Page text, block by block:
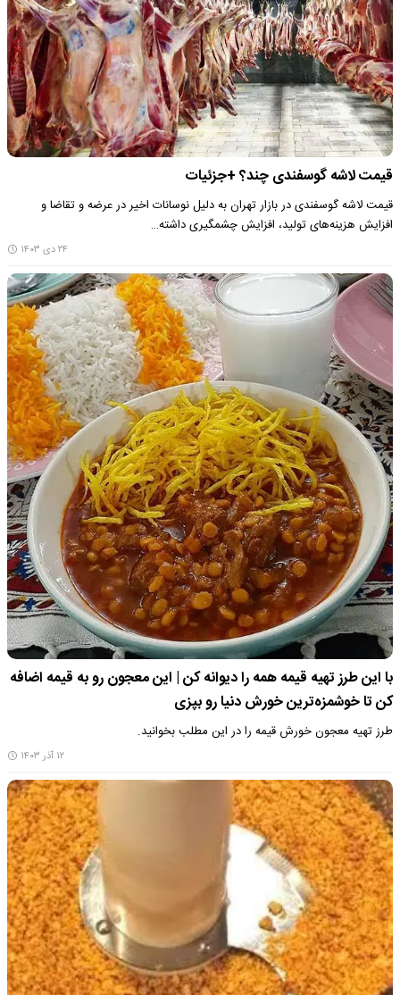
قیمت لاشه گوسفندی چند؟ +جزئیات
قیمت لاشه گوسفندی در بازار تهران به دلیل نوسانات اخیر در عرضه و تقاضا و
افزایش هزینه‌های تولید، افزایش چشمگیری داشته…
۲۴ دی ۱۴۰۳
با این طرز تهیه قیمه همه را دیوانه کن | این معجون رو به قیمه اضافه
کن تا خوشمزه‌ترین خورش دنیا رو بپزی
طرز تهیه معجون خورش قیمه را در این مطلب بخوانید.
۱۲ آذر ۱۴۰۳